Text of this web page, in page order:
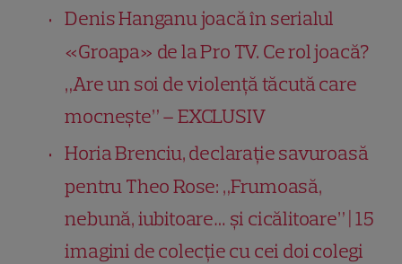
Denis Hanganu joacă în serialul
«Groapa» de la Pro TV. Ce rol joacă?
„Are un soi de violență tăcută care
mocnește” – EXCLUSIV
Horia Brenciu, declarație savuroasă
pentru Theo Rose: „Frumoasă,
nebună, iubitoare… și cicălitoare” | 15
imagini de colecție cu cei doi colegi